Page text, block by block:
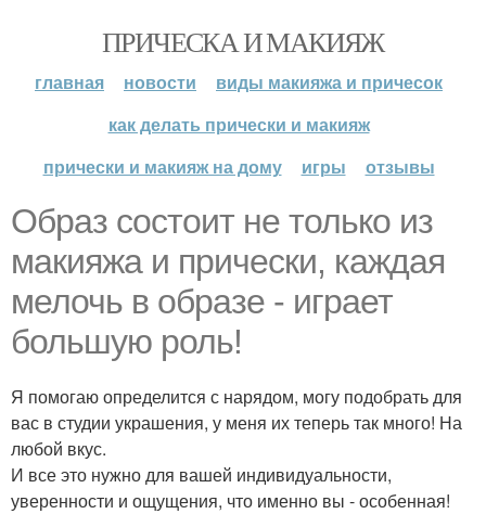
ПРИЧЕСКА И МАКИЯЖ
главная новости
виды макияжа и причесок
как делать прически и макияж
прически и макияж на дому
игры отзывы
Образ состоит не только из
макияжа и прически, каждая
мелочь в образе - играет
большую роль!
Я помогаю определится с нарядом, могу подобрать для
вас в студии украшения, у меня их теперь так много! На
любой вкус.
И все это нужно для вашей индивидуальности,
уверенности и ощущения, что именно вы - особенная!